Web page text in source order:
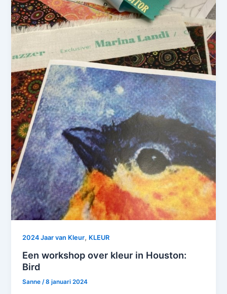
2024 Jaar van Kleur, KLEUR
Een workshop over kleur in Houston:
Bird
Sanne/8 januari 2024